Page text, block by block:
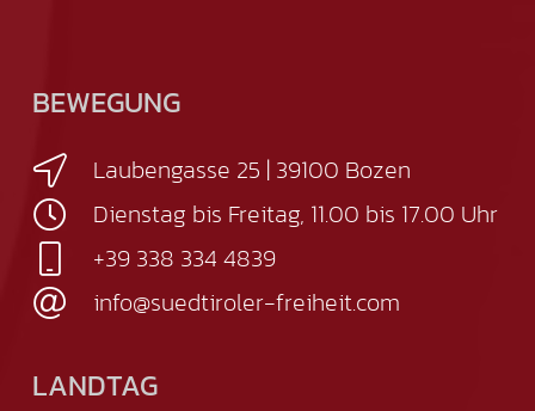
BEWEGUNG
Laubengasse 25 | 39100 Bozen
Dienstag bis Freitag, 11.00 bis 17.00 Uhr
+39 338 334 4839
info@suedtiroler-freiheit.com
LANDTAG